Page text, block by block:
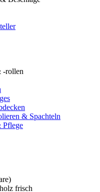
-rollen
& Spachteln
Pflege
frisch